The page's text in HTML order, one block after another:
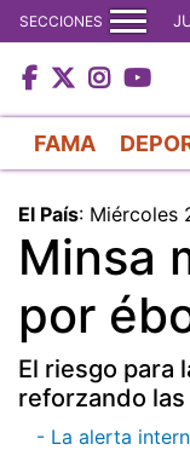
SECCIONES
FAMA
El País: Miércoles
Minsa
por
El riesgo para
reforzando
- La alerta